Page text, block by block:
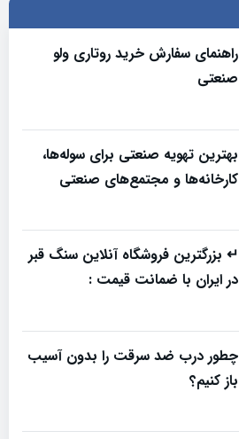
راهنمای سفارش خرید روتاری ولو
صنعتی
بهترین تهویه صنعتی برای سوله‌ها،
کارخانه‌ها و مجتمع‌های صنعتی
↵ بزرگترین فروشگاه آنلاین سنگ قبر
در ایران با ضمانت قیمت :
چطور درب ضد سرقت را بدون آسیب
باز کنیم؟